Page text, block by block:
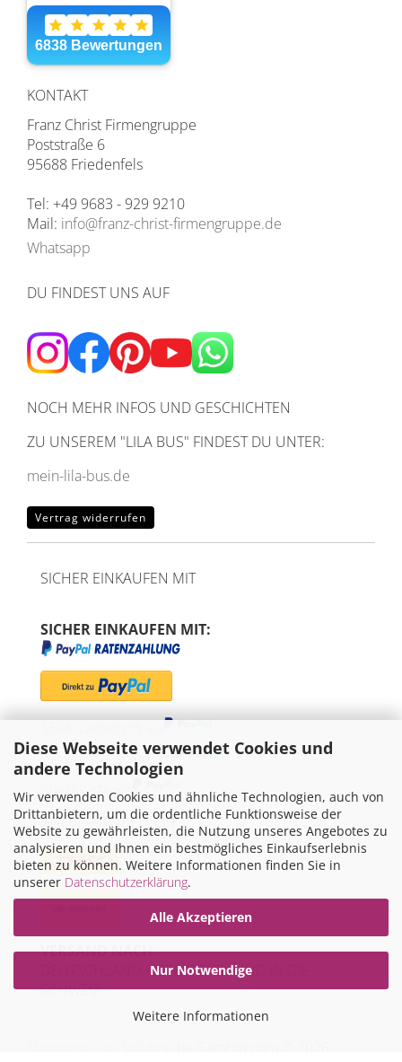
Diese Webseite verwendet Cookies und
andere Technologien
Wir verwenden Cookies und ähnliche Technologien, auch von
Drittanbietern, um die ordentliche Funktionsweise der
Website zu gewährleisten, die Nutzung unseres Angebotes zu
analysieren und Ihnen ein bestmögliches Einkaufserlebnis
bieten zu können. Weitere Informationen finden Sie in
unserer Datenschutzerklärung.
Alle Akzeptieren
Nur Notwendige
Weitere Informationen
KONTAKT
Franz Christ Firmengruppe
Poststraße 6
95688 Friedenfels
Tel: +49 9683 - 929 9210
Mail: info@franz-christ-firmengruppe.de
Whatsapp
DU FINDEST UNS AUF
NOCH MEHR INFOS UND GESCHICHTEN
ZU UNSEREM "LILA BUS" FINDEST DU UNTER:
mein-lila-bus.de
Vertrag widerrufen
SICHER EINKAUFEN MIT
SICHER EINKAUFEN MIT:
"Später bezahlen" via
Kreditkarte via
WIR VERSENDEN MIT
VERSAND NACH:
DEUTSCHLAND, ÖSTERREICH UND IN DIE
SCHWEIZ